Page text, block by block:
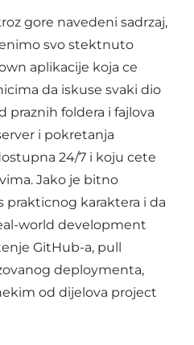
gore navedeni sadrzaj,
svo stektnuto
aplikacije koja ce
da iskuse svaki dio
foldera i fajlova
i pokretanja
24/7 i koju cete
Jako je bitno
karaktera i da
world development
GitHub-a, pull
deploymenta,
od dijelova project